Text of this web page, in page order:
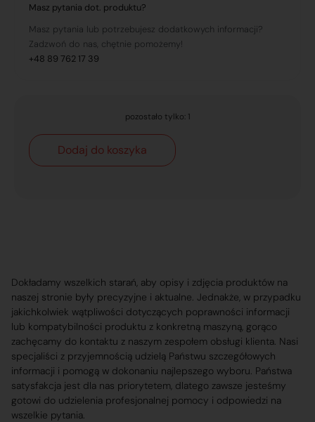
Masz pytania dot. produktu?
Masz pytania lub potrzebujesz dodatkowych informacji?
Zadzwoń do nas, chętnie pomożemy!
+48 89 762 17 39
pozostało tylko: 1
Dodaj do koszyka
Dokładamy wszelkich starań, aby opisy i zdjęcia produktów na
naszej stronie były precyzyjne i aktualne. Jednakże, w przypadku
jakichkolwiek wątpliwości dotyczących poprawności informacji
lub kompatybilności produktu z konkretną maszyną, gorąco
zachęcamy do kontaktu z naszym zespołem obsługi klienta. Nasi
specjaliści z przyjemnością udzielą Państwu szczegółowych
informacji i pomogą w dokonaniu najlepszego wyboru. Państwa
satysfakcja jest dla nas priorytetem, dlatego zawsze jesteśmy
gotowi do udzielenia profesjonalnej pomocy i odpowiedzi na
wszelkie pytania.